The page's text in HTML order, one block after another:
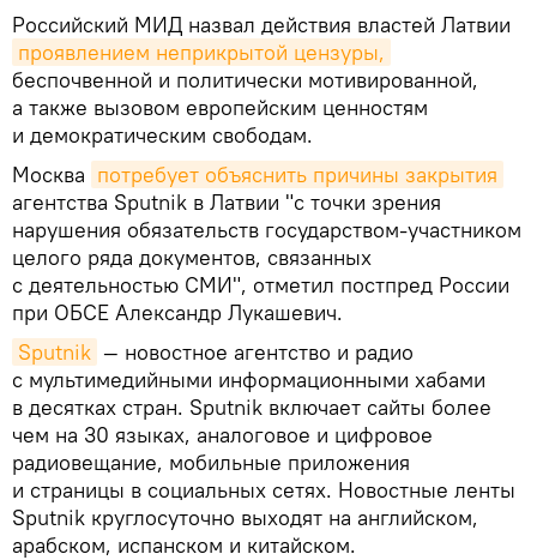
Российский МИД назвал действия властей Латвии
проявлением неприкрытой цензуры,
беспочвенной и политически мотивированной,
а также вызовом европейским ценностям
и демократическим свободам.
Москва потребует объяснить причины закрытия
агентства Sputnik в Латвии "с точки зрения
нарушения обязательств государством-участником
целого ряда документов, связанных
с деятельностью СМИ", отметил постпред России
при ОБСЕ Александр Лукашевич.
Sputnik — новостное агентство и радио
с мультимедийными информационными хабами
в десятках стран. Sputnik включает сайты более
чем на 30 языках, аналоговое и цифровое
радиовещание, мобильные приложения
и страницы в социальных сетях. Новостные ленты
Sputnik круглосуточно выходят на английском,
арабском, испанском и китайском.